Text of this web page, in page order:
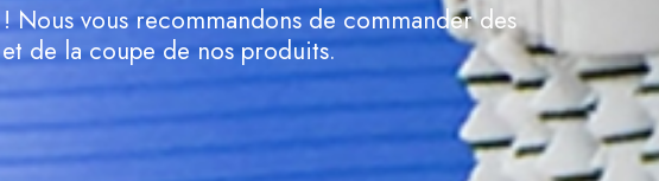
vous recommandons de commander des
de la coupe de nos produits.